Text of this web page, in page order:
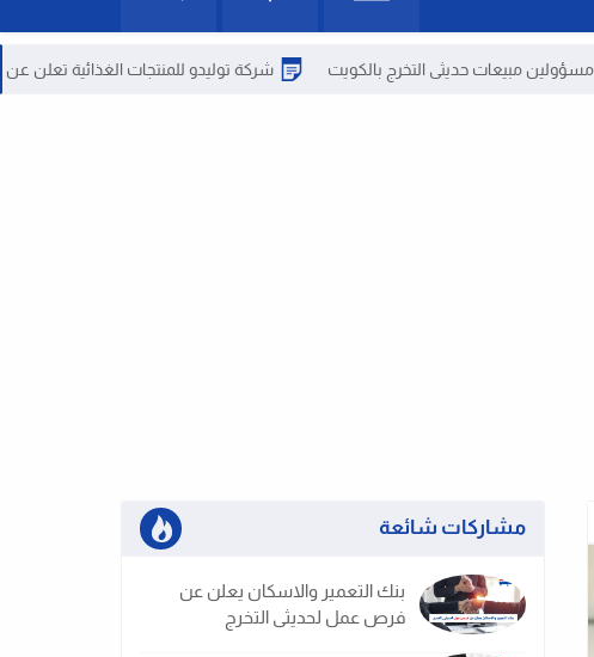
حديثى التخرج بالكويت شركة توليدو للمنتجات الغذائية تعلن عن عدة
مشاركات شائعة
بنك التعمير والاسكان يعلن عن
فرص عمل لحديثى التخرج